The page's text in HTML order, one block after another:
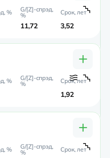
11,72 3,52
+
1,92
+